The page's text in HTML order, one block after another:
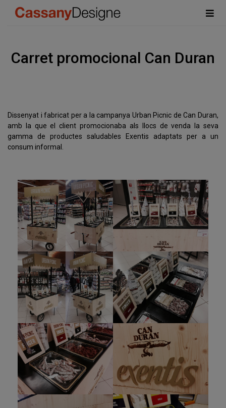
Carret promocional Can Duran
Dissenyat i fabricat per a la campanya Urban Picnic de Can Duran,
amb la que el client promocionaba als llocs de venda la seva
gamma de productes saludables Exentis adaptats per a un
consum informal.